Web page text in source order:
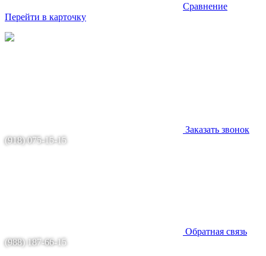
Сравнение
Перейти в карточку
Заказать звонок
(918) 075-15-15
Обратная связь
(988) 187-66-15